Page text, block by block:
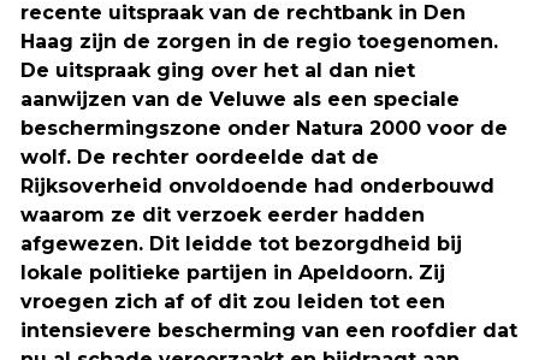
recente uitspraak van de rechtbank in Den
Haag zijn de zorgen in de regio toegenomen.
De uitspraak ging over het al dan niet
aanwijzen van de Veluwe als een speciale
beschermingszone onder Natura 2000 voor de
wolf. De rechter oordeelde dat de
Rijksoverheid onvoldoende had onderbouwd
waarom ze dit verzoek eerder hadden
afgewezen. Dit leidde tot bezorgdheid bij
lokale politieke partijen in Apeldoorn. Zij
vroegen zich af of dit zou leiden tot een
intensievere bescherming van een roofdier dat